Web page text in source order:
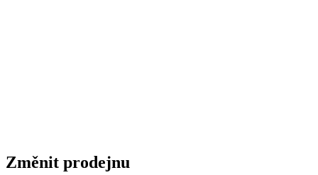
Změnit prodejnu